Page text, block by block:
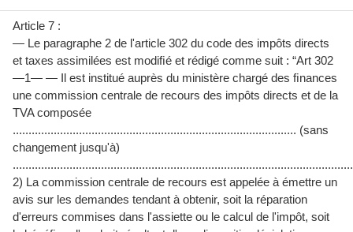
Article 7 :
— Le paragraphe 2 de l'article 302 du code des impôts directs
et taxes assimilées est modiﬁé et rédigé comme suit : “Art 302
—1— — Il est institué auprès du ministère chargé des ﬁnances
une commission centrale de recours des impôts directs et de la
TVA composée
.......................................................................................... (sans
changement jusqu'à)
2) La commission centrale de recours est appelée à émettre un
avis sur les demandes tendant à obtenir, soit la réparation
d'erreurs commises dans l'assiette ou le calcul de l'impôt, soit